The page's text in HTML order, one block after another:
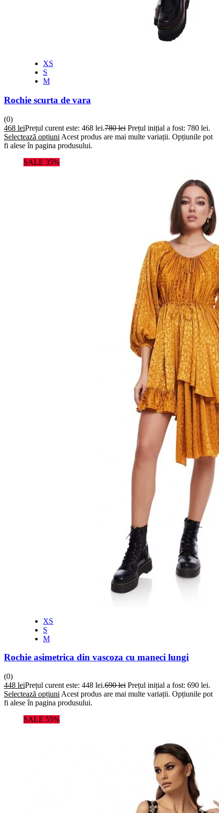
XS
S
M
Rochie scurta de vara
(0)
468 leiPrețul curent este: 468 lei.780lei Prețul inițial a fost: 780 lei.
Selectează opțiuni Acest produs are mai multe variații. Opțiunile pot
fi alese în pagina produsului.
SALE 35%
XS
S
M
Rochie asimetrica din vascoza cu maneci lungi
(0)
448 leiPrețul curent este: 448 lei.690lei Prețul inițial a fost: 690 lei.
Selectează opțiuni Acest produs are mai multe variații. Opțiunile pot
fi alese în pagina produsului.
SALE 55%